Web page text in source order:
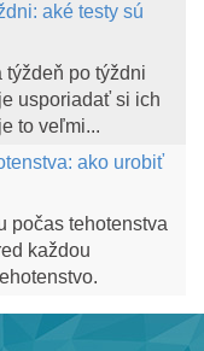
aké testy sú
týždeň po týždni
usporiadať si ich
to veľmi...
ako urobiť
počas tehotenstva
každou